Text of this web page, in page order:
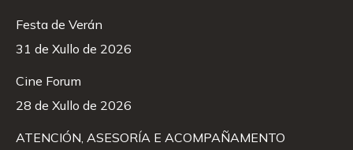
Festa de Verán
31 de Xullo de 2026
Cine Forum
28 de Xullo de 2026
ATENCIÓN, ASESORÍA E ACOMPAÑAMENTO